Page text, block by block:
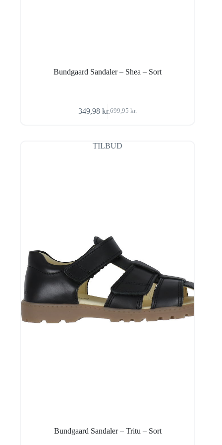
Bundgaard Sandaler – Shea – Sort
699,95kr.
Den
var:
699,95 kr..
349,98kr.Den
er:
349,98 kr..
TILBUD
Bundgaard Sandaler – Tritu – Sort